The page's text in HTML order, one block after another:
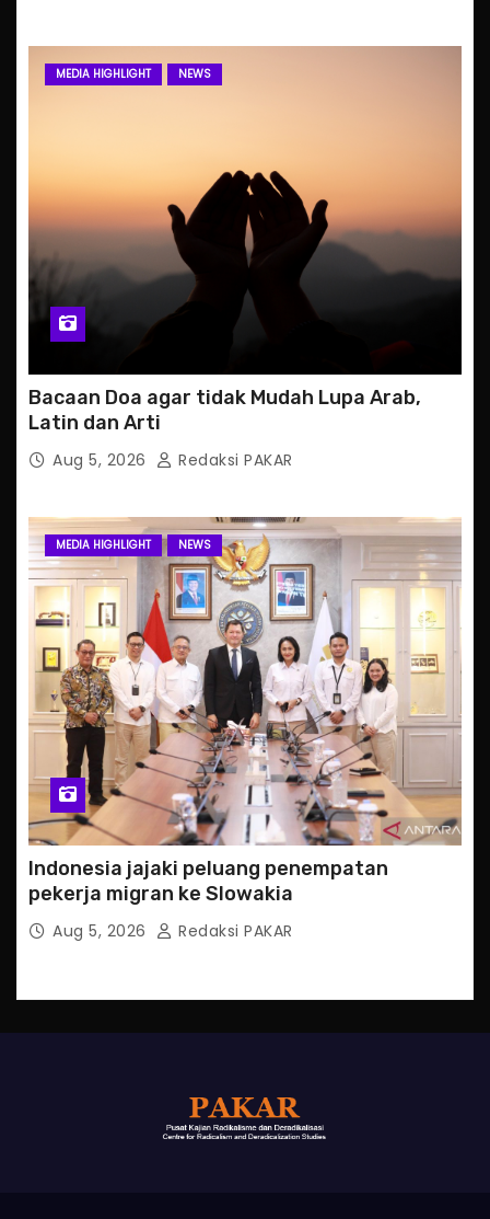
MEDIA HIGHLIGHT NEWS
Bacaan Doa agar tidak Mudah Lupa Arab,
Latin dan Arti
Aug 5, 2026 Redaksi PAKAR
MEDIA HIGHLIGHT NEWS
Indonesia jajaki peluang penempatan
pekerja migran ke Slowakia
Aug 5, 2026 Redaksi PAKAR